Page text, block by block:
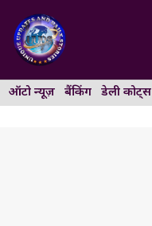
content
ऑटो न्यूज़ बैंकिंग डेली कोट्स